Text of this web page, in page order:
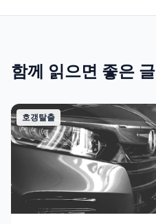
함께 읽으면 좋은 글
호갱탈출